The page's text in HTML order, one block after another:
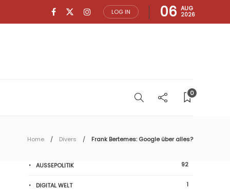
LOG IN 06 AUG
2026
0
Home Divers Frank Bertemes: Google über alles?
AUSSEPOLITIK 92
DIGITAL WELT 1